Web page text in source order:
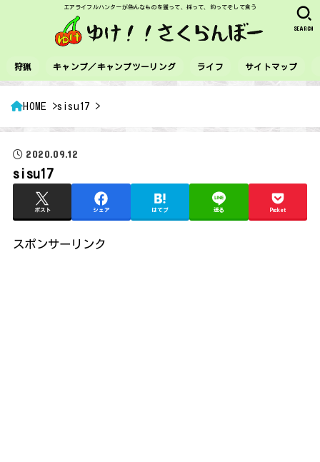
エアライフルハンターが色んなものを獲って、採って、釣ってそして食う
狩猟 キャンプ／キャンプツーリング ライフ サイトマップ
SEARCH
HOME sisu17
2020.09.12
sisu17
ポスト シェア はてブ 送る Pocket
スポンサーリンク